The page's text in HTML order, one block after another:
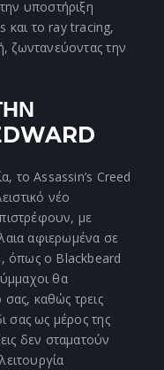
υποστήριξη
και το ray tracing,
ζωντανεύοντας την
το Assassin’s Creed
νέο
με
αφιερωμένα σε
όπως ο Blackbeard
θα
καθώς τρεις
σας ως μέρος της
δεν σταματούν